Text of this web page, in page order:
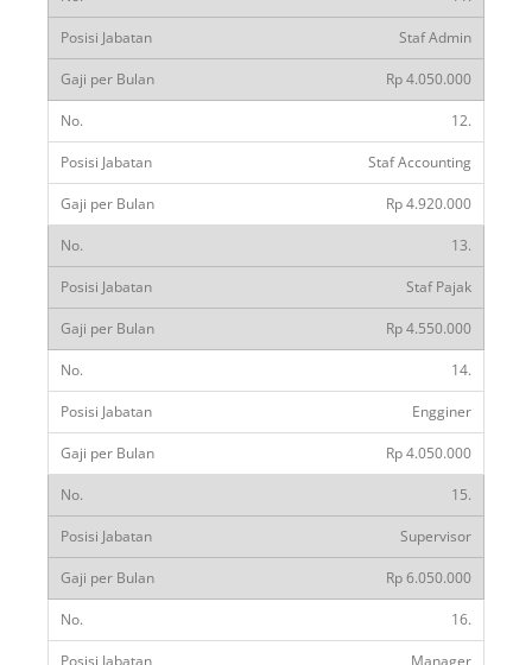
Staf Admin
Rp 4.050.000
12.
Staf Accounting
Rp 4.920.000
13.
Staf Pajak
Rp 4.550.000
14.
Engginer
Rp 4.050.000
15.
Supervisor
Rp 6.050.000
16.
Manager